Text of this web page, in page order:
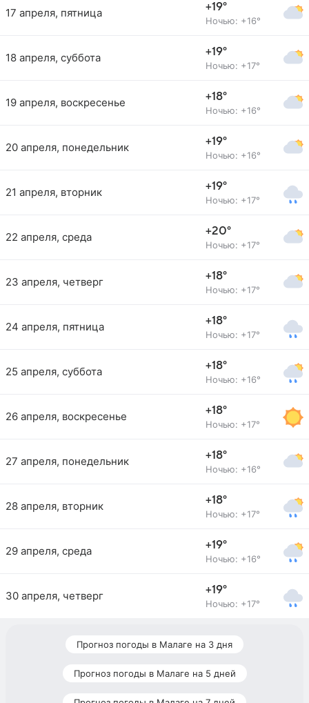
17 апреля, пятница +19°
Ночью: +16°
18 апреля, суббота +19°
Ночью: +17°
19 апреля, воскресенье +18°
Ночью: +16°
20 апреля, понедельник +19°
Ночью: +16°
21 апреля, вторник +19°
Ночью: +17°
22 апреля, среда +20°
Ночью: +17°
23 апреля, четверг +18°
Ночью: +17°
24 апреля, пятница +18°
Ночью: +17°
25 апреля, суббота +18°
Ночью: +16°
26 апреля, воскресенье +18°
Ночью: +17°
27 апреля, понедельник +18°
Ночью: +16°
28 апреля, вторник +18°
Ночью: +17°
29 апреля, среда +19°
Ночью: +16°
30 апреля, четверг +19°
Ночью: +17°
Прогноз погоды в Малаге на 3 дня
Прогноз погоды в Малаге на 5 дней